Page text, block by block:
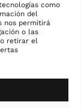
como
del
nos permitirá
o las
retirar el